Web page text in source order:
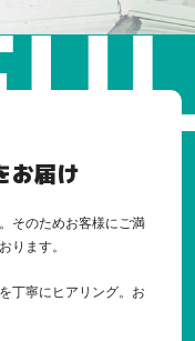
お届け
そのためお客様にご満
ります。
丁寧にヒアリング。お